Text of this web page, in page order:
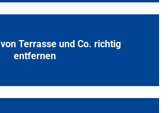
Terrasse und Co. richtig
entfernen